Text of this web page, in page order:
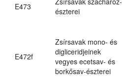
E473
észterei
E472f
Zsírsavak mono- és
digliceridjeinek
vegyes ecetsav- és
borkősav-észterei